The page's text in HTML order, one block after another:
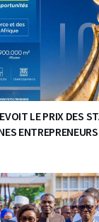
LE PRIX DES
ENTREPRENEURS